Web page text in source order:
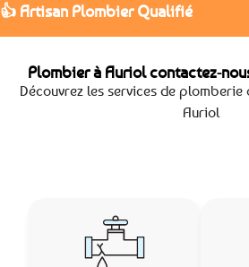
👍 Artisan Plombier Qualifié
Plombier à Auriol contactez-
Découvrez les services de
Auriol